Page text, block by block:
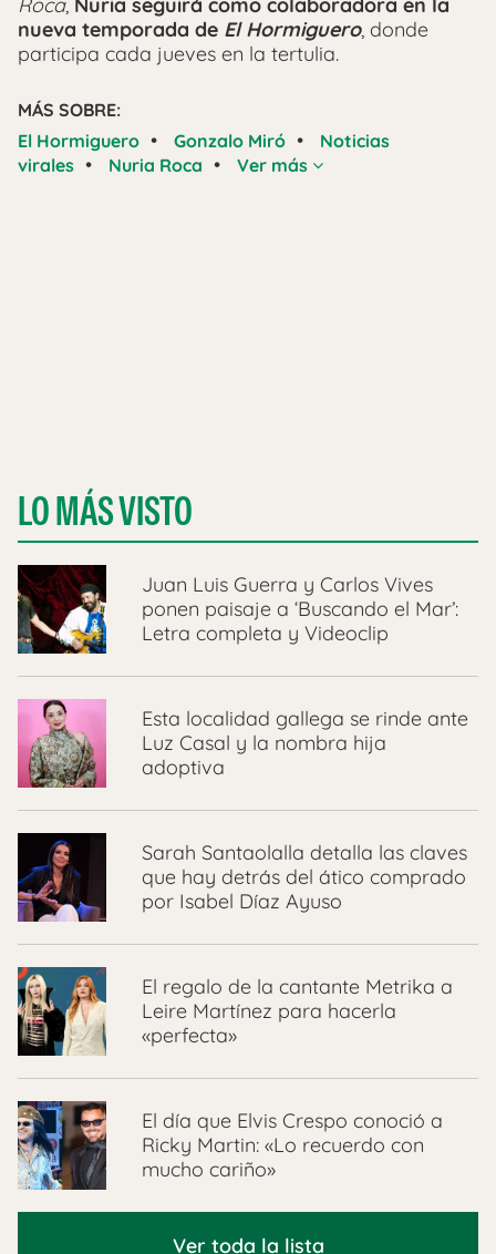
nueva temporada de El Hormiguero, donde
participa cada jueves en la tertulia.
MÁS SOBRE:
El Hormiguero • Gonzalo Miró •
Noticias
virales • Nuria Roca • Ver más
LO MÁS VISTO
Juan Luis Guerra y Carlos Vives
ponen paisaje a ‘Buscando el Mar’:
Letra completa y Videoclip
Esta localidad gallega se rinde ante
Luz Casal y la nombra hija
adoptiva
Sarah Santaolalla detalla las claves
que hay detrás del ático comprado
por Isabel Díaz Ayuso
El regalo de la cantante Metrika a
Leire Martínez para hacerla
«perfecta»
El día que Elvis Crespo conoció a
Ricky Martin: «Lo recuerdo con
mucho cariño»
Ver toda la lista